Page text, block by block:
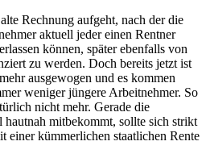
Rechnung aufgeht, nach der die
aktuell jeder einen Rentner
können, später ebenfalls von
zu werden. Doch bereits jetzt ist
ausgewogen und es kommen
weniger jüngere Arbeitnehmer. So
nicht mehr. Gerade die
mitbekommt, sollte sich strikt
einer kümmerlichen staatlichen Rente